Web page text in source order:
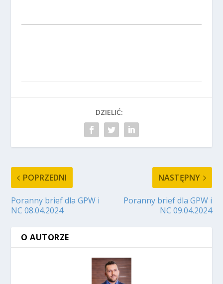
DZIELIĆ:
POPRZEDNI
Poranny brief dla GPW i
NC 08.04.2024
NASTĘPNY
Poranny brief dla GPW i
NC 09.04.2024
O AUTORZE